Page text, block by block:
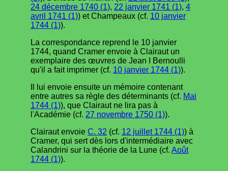
24 décembre 1740 (1), 22 janvier 1741 (1), 4
avril 1741 (1)) et Champeaux (cf. 10 janvier
1744 (1)).
La correspondance reprend le 10 janvier
1744, quand Cramer envoie à Clairaut un
exemplaire des œuvres de Jean I Bernoulli
qu'il a fait imprimer (cf. 10 janvier 1744 (1)).
Il lui envoie ensuite un mémoire contenant
entre autres sa règle des déterminants (cf. Mai
1744 (1)), que Clairaut ne lira pas à
l'Académie (cf. 27 novembre 1750 (1)).
Clairaut envoie C. 32 (cf. 12 juillet 1744 (1)) à
Cramer, qui sert dès lors d'intermédiaire avec
Calandrini sur la théorie de la Lune (cf. Août
1744 (1)).